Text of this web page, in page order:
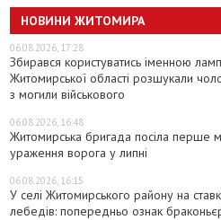
НОВИНИ ЖИТОМИРА
06.08.2026, 17:28
Збирався користуватись іменною
Житомирської області розшукали
з могили військового
06.08.2026, 16:48
Житомирська бригада посіла перше
ураження ворога у липні
06.08.2026, 16:15
У селі Житомирського району на
лебедів: попередньо ознак